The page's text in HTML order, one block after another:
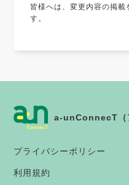
皆様へは、変更内容の掲載
す。
a-unConnecT（
プライバシーポリシー
利用規約